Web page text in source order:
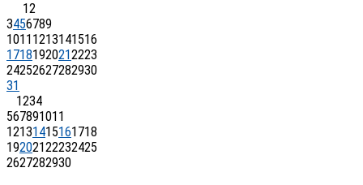
12
3456789
1011 1213141516
17181920212223
24252627282930
31
1234
567891011
12131415161718
19202122232425
2627282930